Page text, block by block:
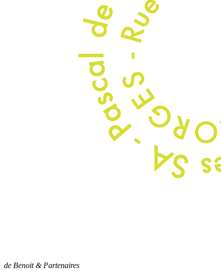
de Benoit & Partenaires